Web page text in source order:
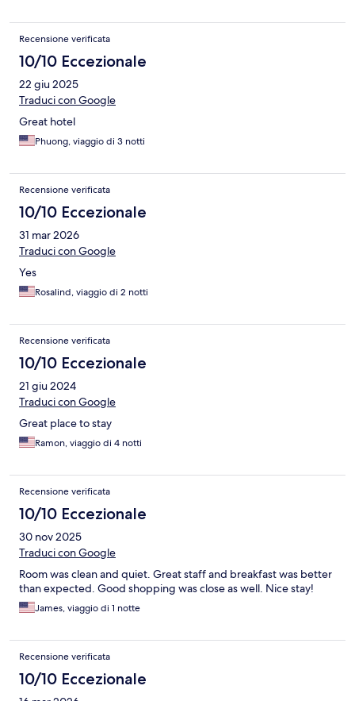
Recensione verificata
10/10 Eccezionale
22 giu 2025
Traduci con Google
Great hotel
Phuong, viaggio di 3 notti
Recensione verificata
10/10 Eccezionale
31 mar 2026
Traduci con Google
Yes
Rosalind, viaggio di 2 notti
Recensione verificata
10/10 Eccezionale
21 giu 2024
Traduci con Google
Great place to stay
Ramon, viaggio di 4 notti
Recensione verificata
10/10 Eccezionale
30 nov 2025
Traduci con Google
Room was clean and quiet. Great staff and breakfast was better
than expected. Good shopping was close as well. Nice stay!
James, viaggio di 1 notte
Recensione verificata
10/10 Eccezionale